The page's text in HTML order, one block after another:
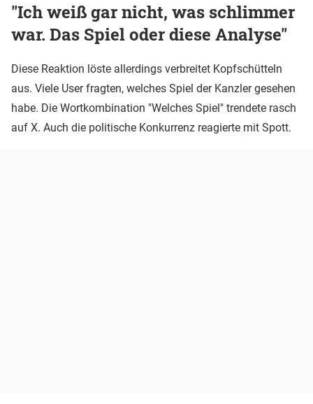
"Ich weiß gar nicht, was schlimmer
war. Das Spiel oder diese Analyse"
Diese Reaktion löste allerdings verbreitet Kopfschütteln
aus. Viele User fragten, welches Spiel der Kanzler gesehen
habe. Die Wortkombination "Welches Spiel" trendete rasch
auf X. Auch die politische Konkurrenz reagierte mit Spott.